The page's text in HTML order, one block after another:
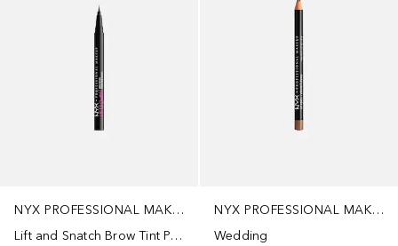
NYX PROFESSIONAL MAKEUP
Lift and Snatch Brow Tint Pen
NYX PROFESSIONAL MAKEUP
Wedding